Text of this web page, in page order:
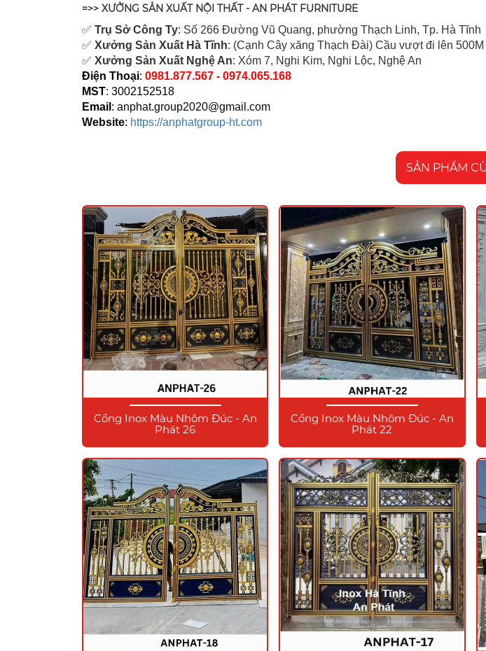
=>> XƯỞNG SẢN XUẤT NỘI THẤT - AN PHÁT FURNITURE
✅ Trụ Sở Công Ty: Số 266 Đường Vũ Quang, phường Thạch Linh, Tp. Hà Tĩnh
✅ Xưởng Sản Xuất Hà Tĩnh: (Cạnh Cây xăng Thạch Đài) Cầu vượt đi lên 500M
✅ Xưởng Sản Xuất Nghệ An: Xóm 7, Nghi Kim, Nghi Lộc, Nghệ An
Điện Thoại: 0981.877.567 - 0974.065.168
MST: 3002152518
Email : anphat.group2020@gmail.com
Website: https://anphatgroup-ht.com
SẢN PHẨM
Cổng Inox Màu Nhôm Đúc - An
Phát 26
Cổng Inox Màu Nhôm Đúc - An
Phát 22